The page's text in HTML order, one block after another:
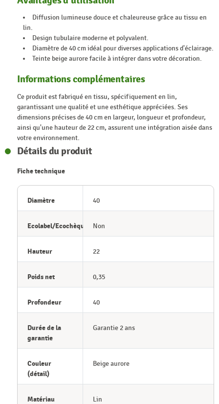
Diffusion lumineuse douce et chaleureuse grâce au tissu en
lin.
Design tubulaire moderne et polyvalent.
Diamètre de 40 cm idéal pour diverses applications d'éclairage.
Teinte beige aurore facile à intégrer dans votre décoration.
Informations complémentaires
Ce produit est fabriqué en tissu, spécifiquement en lin,
garantissant une qualité et une esthétique appréciées. Ses
dimensions précises de 40 cm en largeur, longueur et profondeur,
ainsi qu'une hauteur de 22 cm, assurent une intégration aisée dans
votre environnement.
Détails du produit
Fiche technique
Diamètre 40
Ecolabel/Ecochèque Non
Hauteur 22
Poids net 0,35
Profondeur 40
Durée de la
garantie
Garantie 2 ans
Couleur
(détail)
Beige aurore
Matériau
Lin